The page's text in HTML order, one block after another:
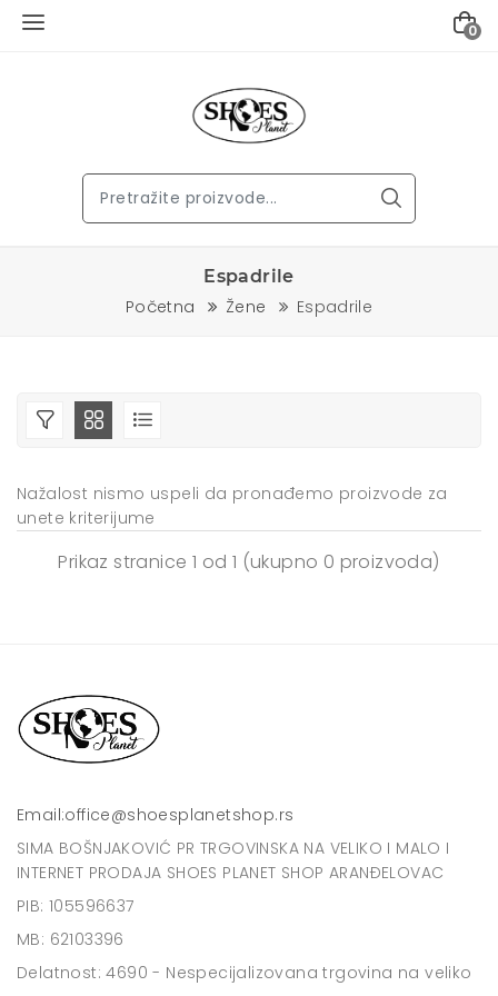
0
Espadrile
Početna Žene Espadrile
Nažalost nismo uspeli da pronađemo proizvode za
unete kriterijume
Prikaz stranice 1 od 1 (ukupno 0 proizvoda)
Email:office@shoesplanetshop.rs
SIMA BOŠNJAKOVIĆ PR TRGOVINSKA NA VELIKO I MALO I
INTERNET PRODAJA SHOES PLANET SHOP ARANĐELOVAC
PIB: 105596637
MB: 62103396
Delatnost: 4690 - Nespecijalizovana trgovina na veliko